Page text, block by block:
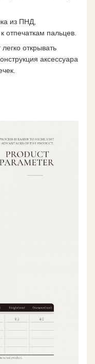
из ПНД,
отпечаткам пальцев.
открывать
аксессуара